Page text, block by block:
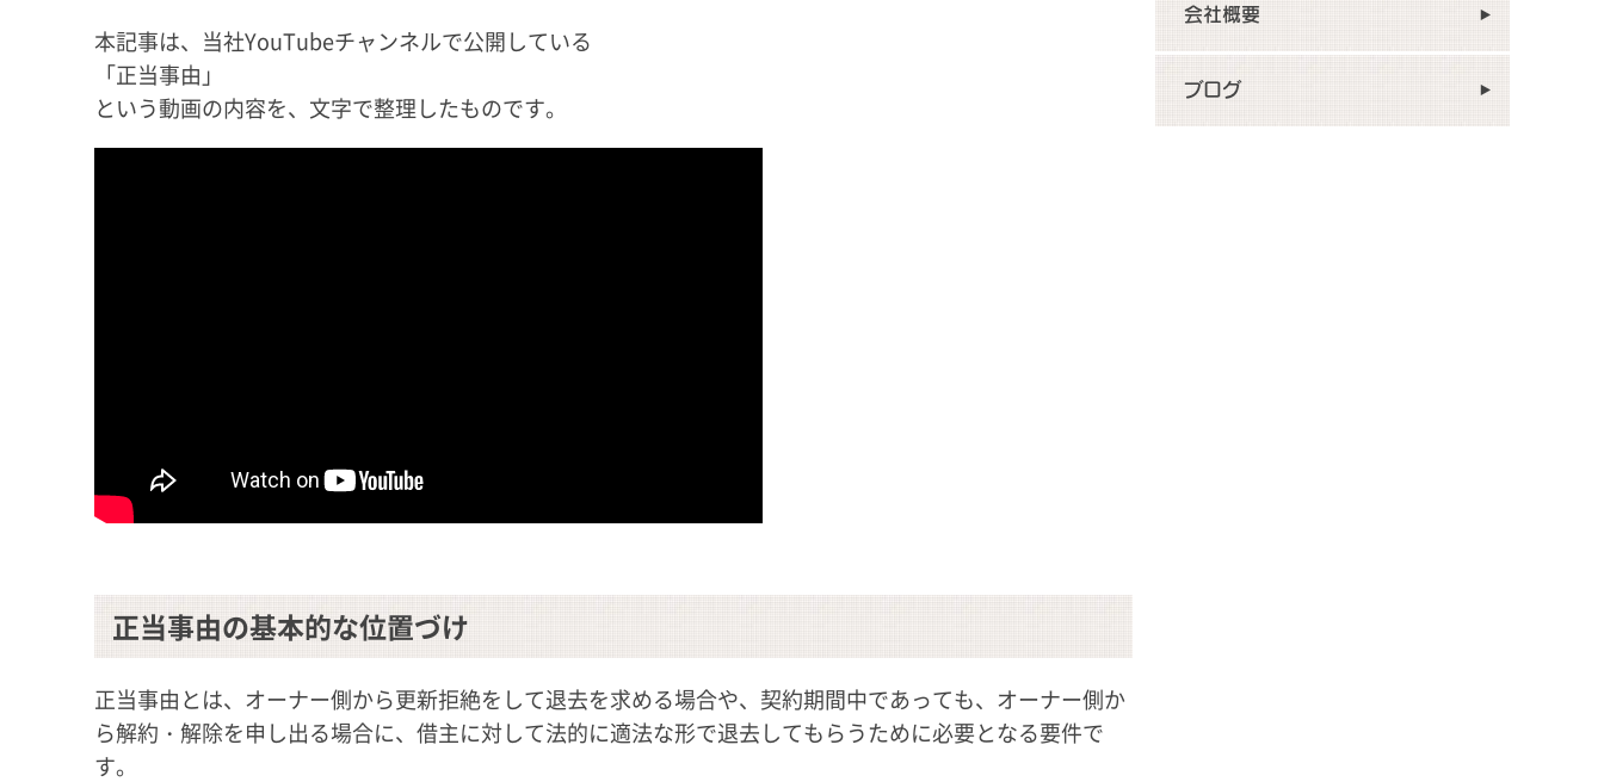
本記事は、当社YouTubeチャンネルで公開している
「正当事由」
という動画の内容を、文字で整理したものです。
正当事由の基本的な位置づけ
正当事由とは、オーナー側から更新拒絶をして退去を求める場合や、契約期間中であっても、オーナー側か
ら解約・解除を申し出る場合に、借主に対して法的に適法な形で退去してもらうために必要となる要件で
す。
会社概要
ブログ